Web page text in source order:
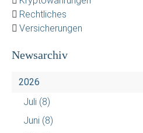
Rechtliches
Versicherungen
Newsarchiv
2026
Juli (8)
Juni (8)